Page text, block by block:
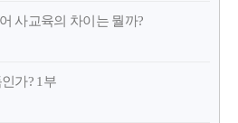
사교육의 차이는 뭘까?
가? 1부